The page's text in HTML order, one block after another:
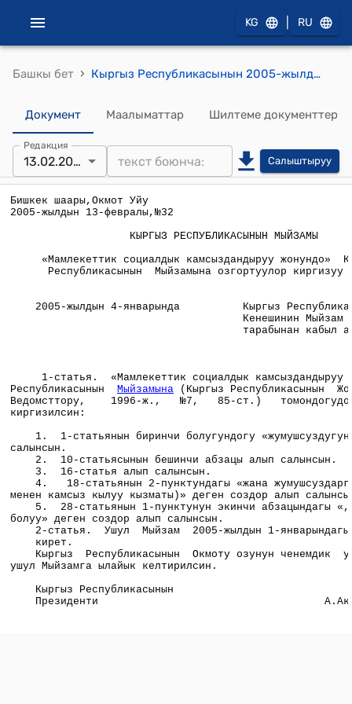
KG RU
Башкы бет › Кыргыз Республикасынын 2005-жылдын 13-февралындагы , №32 "«Мамлекеттик социалдык камсыздандыруу жонундо» Кыргыз Республикасынын Мыйзамына озгортуулор киргизуу тууралу" Мыйзамы
Документ Маалыматтар Шилтеме документтер
Редакция
13.02.2005 Салыштыруу